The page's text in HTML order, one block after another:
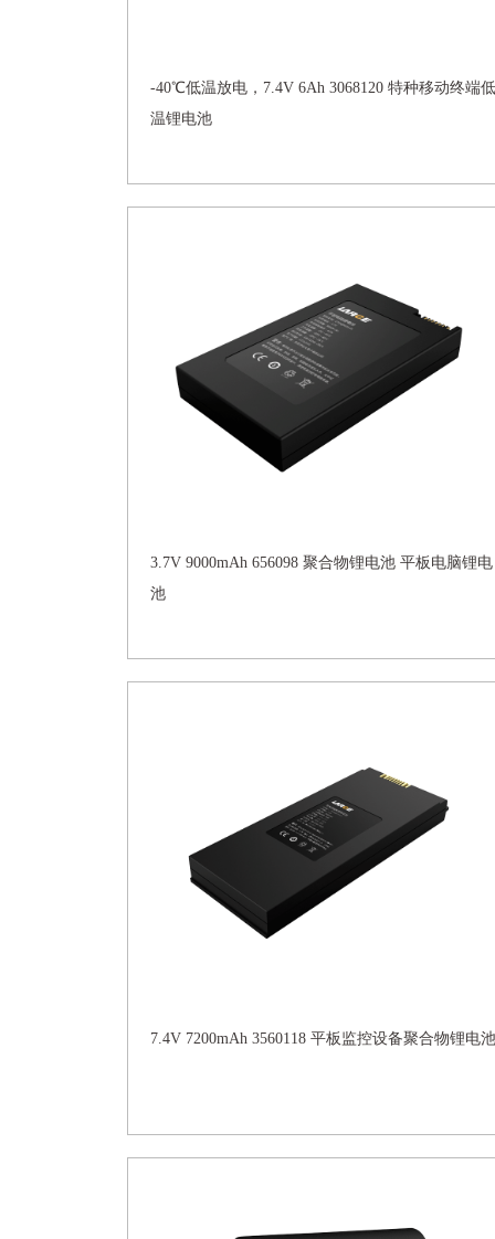
-40℃低温放电，7.4V 6Ah 3068120 特种移动终端低
温锂电池
3.7V 9000mAh 656098 聚合物锂电池 平板电脑锂电
池
7.4V 7200mAh 3560118 平板监控设备聚合物锂电池